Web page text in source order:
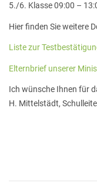
5./6. Klasse 09:00 –
Hier finden Sie weitere
Liste zur
Elternbrief unserer
Ich wünsche Ihnen für
H. Mittelstädt,